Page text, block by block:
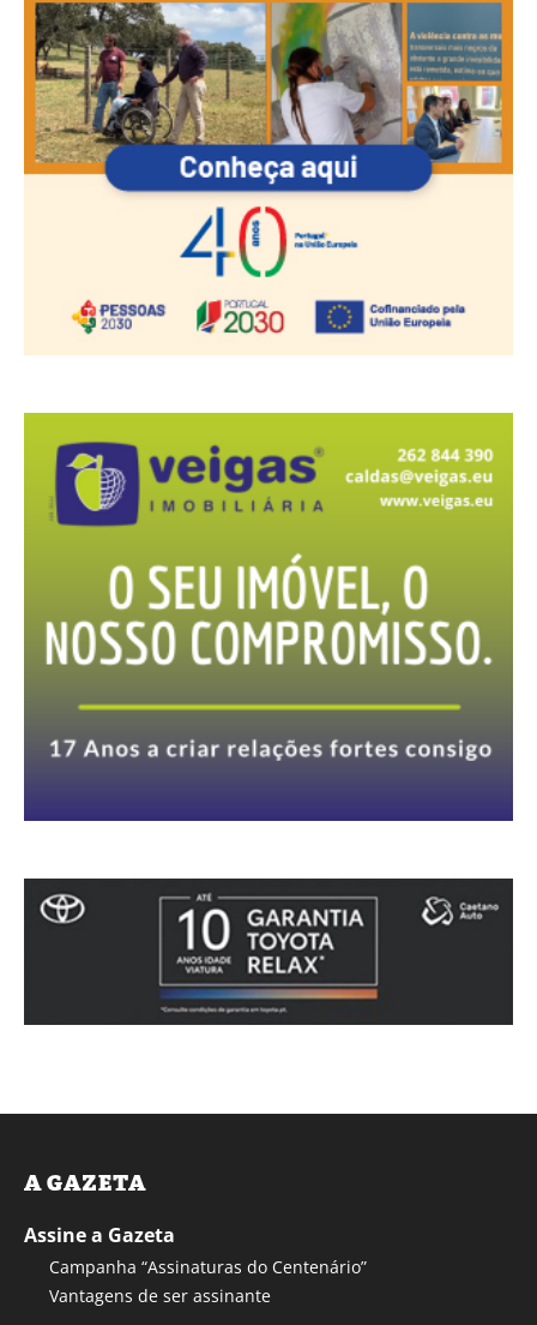
A GAZETA
Assine a Gazeta
Campanha “Assinaturas do Centenário”
Vantagens de ser assinante